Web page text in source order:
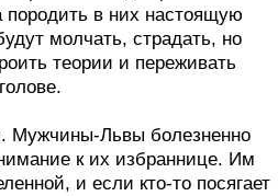
в них настоящую
молчать, страдать, но
теории и переживать
Мужчины-Львы болезненно
к их избраннице. Им
и если кто-то посягает